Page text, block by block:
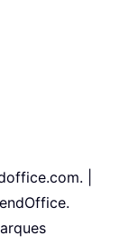
|